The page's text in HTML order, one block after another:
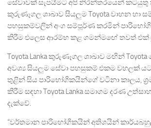
සේවාවක් සැපයීමට අපි නිරන්තරයෙන් කටයුතු
කුරුණෑගල ශාඛාව සියලුම Toyota වාහන හා
පහසුකම්වලින් අංග සම්පූර්ණ කරමින්
කිරීම එලෙස ආරම්භ කළ ගමන්මඟේ තවත් එක්
Toyota Lanka කුරුණෑගල ශාඛාව මඟින්
අවශ්‍ය සියලුම සේවා පහසුකම් එකම වහලක්
තුළින් සිය පාරිභෝගිකයින්ගේ වටිනා කාලය,
කිරීම සඳහා Toyota Lanka සමාගම දරණ
දැක්වේ.
“වර්තමාන පාරිභෝගිකයින් අතිශයින්